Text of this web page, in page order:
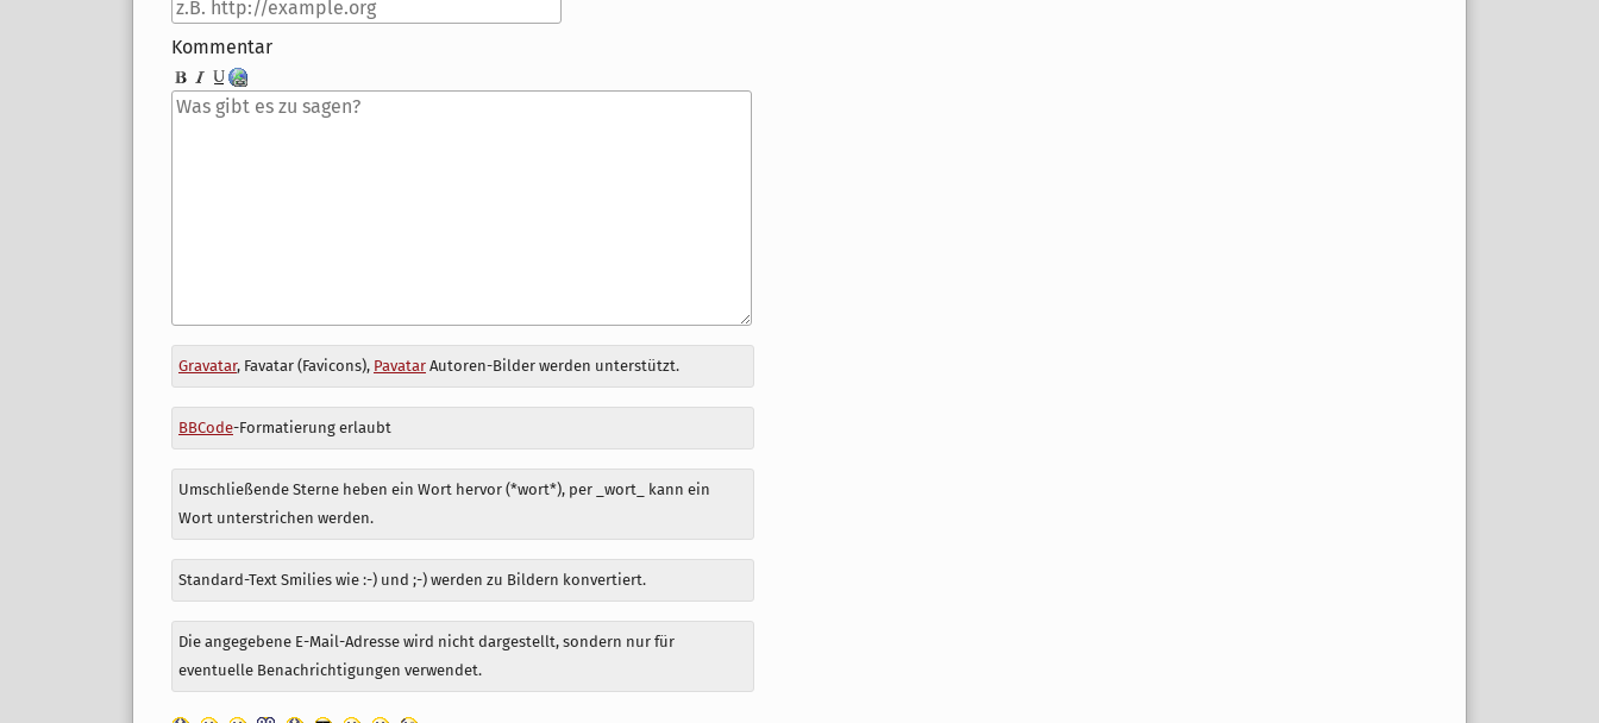
Kommentar
Antwort
zu
Gravatar, Favatar (Favicons), PavatarAutoren-Bilder werden unterstützt.
BBCode-Formatierung erlaubt
Umschließende Sterne heben ein Wort hervor (*wort*), per _wort_ kann ein
Wort unterstrichen werden.
Standard-Text Smilies wie :-) und ;-) werden zu Bildern konvertiert.
Die angegebene E-Mail-Adresse wird nicht dargestellt, sondern nur für
eventuelle Benachrichtigungen verwendet.